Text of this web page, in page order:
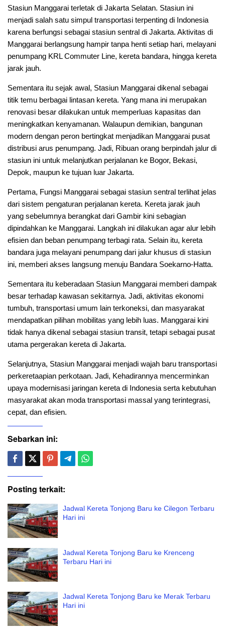
Stasiun Manggarai terletak di Jakarta Selatan. Stasiun ini
menjadi salah satu simpul transportasi terpenting di Indonesia
karena berfungsi sebagai stasiun sentral di Jakarta. Aktivitas di
Manggarai berlangsung hampir tanpa henti setiap hari, melayani
penumpang KRL Commuter Line, kereta bandara, hingga kereta
jarak jauh.
Sementara itu sejak awal, Stasiun Manggarai dikenal sebagai
titik temu berbagai lintasan kereta. Yang mana ini merupakan
renovasi besar dilakukan untuk memperluas kapasitas dan
meningkatkan kenyamanan. Walaupun demikian, bangunan
modern dengan peron bertingkat menjadikan Manggarai pusat
distribusi arus penumpang. Jadi, Ribuan orang berpindah jalur di
stasiun ini untuk melanjutkan perjalanan ke Bogor, Bekasi,
Depok, maupun ke tujuan luar Jakarta.
Pertama, Fungsi Manggarai sebagai stasiun sentral terlihat jelas
dari sistem pengaturan perjalanan kereta. Kereta jarak jauh
yang sebelumnya berangkat dari Gambir kini sebagian
dipindahkan ke Manggarai. Langkah ini dilakukan agar alur lebih
efisien dan beban penumpang terbagi rata. Selain itu, kereta
bandara juga melayani penumpang dari jalur khusus di stasiun
ini, memberi akses langsung menuju Bandara Soekarno-Hatta.
Sementara itu keberadaan Stasiun Manggarai memberi dampak
besar terhadap kawasan sekitarnya. Jadi, aktivitas ekonomi
tumbuh, transportasi umum lain terkoneksi, dan masyarakat
mendapatkan pilihan mobilitas yang lebih luas. Manggarai kini
tidak hanya dikenal sebagai stasiun transit, tetapi sebagai pusat
utama pergerakan kereta di Jakarta.
Selanjutnya, Stasiun Manggarai menjadi wajah baru transportasi
perkeretaapian perkotaan. Jadi, Kehadirannya mencerminkan
upaya modernisasi jaringan kereta di Indonesia serta kebutuhan
masyarakat akan moda transportasi massal yang terintegrasi,
cepat, dan efisien.
Sebarkan ini:
Posting terkait:
Jadwal Kereta Tonjong Baru ke Cilegon Terbaru
Hari ini
Jadwal Kereta Tonjong Baru ke Krenceng
Terbaru Hari ini
Jadwal Kereta Tonjong Baru ke Merak Terbaru
Hari ini